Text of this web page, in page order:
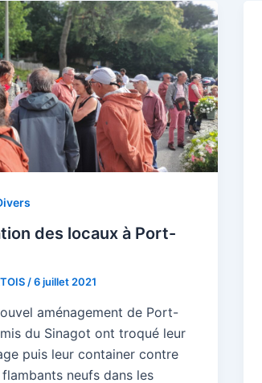
des locaux à Port-
/6 juillet 2021
aménagement de Port-
du Sinagot ont troqué leur
puis leur container contre
neufs dans les